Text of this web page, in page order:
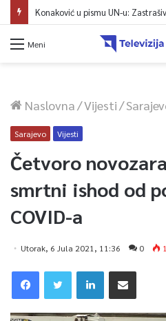
Konaković u pismu UN-u:
Meni
Naslovna/Vijesti/
Sarajevo Vijesti
Četvoro
smrtni ishod od
COVID-a
Utorak, 6 Jula 2021, 11:36 0